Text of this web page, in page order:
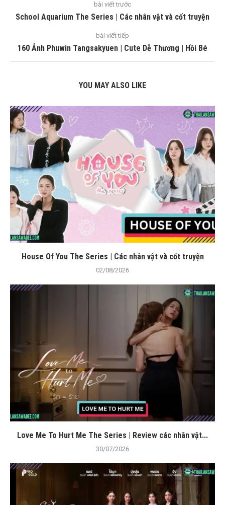
bài viết trước
School Aquarium The Series | Các nhân vật và cốt truyện
bài viết tiếp
160 Ảnh Phuwin Tangsakyuen | Cute Dễ Thương | Hồi Bé
YOU MAY ALSO LIKE
House Of You The Series | Các nhân vật và cốt truyện
02/08/2026
Love Me To Hurt Me The Series | Review các nhân vật...
30/07/2026